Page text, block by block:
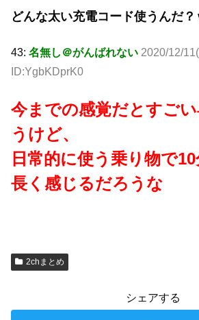
どんな太い充電コード使うんだ？
43: 名無し＠がんばれない 2020/12/
ID:YgbKDprK0
今までの感覚だとすご
うけど、
日常的に使う乗り物で
長く感じるだろうな
2chまとめ
シェアする